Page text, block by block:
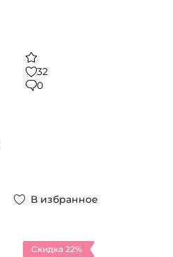
32
0
В избранное
Скидка 22%